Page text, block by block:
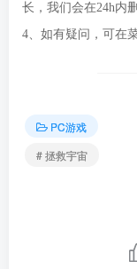
长，我们会在24h内
4、如有疑问，可在
PC游戏
# 拯救宇宙